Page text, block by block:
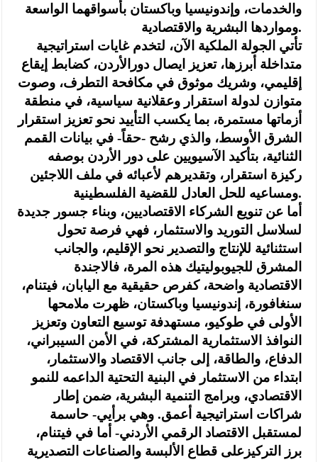
والخدمات، وإندونيسيا وباكستان بأسواقهما الواسعة
ومواردها البشرية والاقتصادية.
تأتي الجولة الملكية الآن، لتخدم غايات استراتيجية
متداخلة أبرزها، تعزيز ايصال دورالأردن، كضابط إيقاع
إقليمي، وشريك موثوق في مكافحة التطرف، وصوت
متوازن لدولة استقرار وعقلانية سياسية، في منطقة
أزماتها مستمرة، بما يكسب التأييد نحو تعزيز استقرار
الشرق الأوسط، والذي رشح -حقاً- في بيانات القمم
الثنائية، بتأكيد الآسيويين على دور الأردن بوصفه
ركيزة استقرار، وتقديرهم لأعبائه في ملف اللاجئين
ومساعيه للحل العادل للقضية الفلسطينية.
أما عن تنويع الشركاء الاقتصاديين، وبناء جسور جديدة
لسلاسل التوريد والاستثمار، فهي فرصة تحول
استثنائية للإنتاج والتصدير نحو الإقليم، والجانب
المشرق للجيوبوليتيك هذه المرة، فالاجندة
الاقتصادية واضحة، كفرص حقيقية مع اليابان، فيتنام،
سنغافورة، إندونيسيا وباكستان، ظهرت ملامحها
الأولى في طوكيو، مستهدفة توسيع التعاون وتعزيز
النوافذ الاستثمارية المشتركة، في الأمن السيبراني،
الدفاع، والطاقة، إلى جانب الاقتصاد والاستثمار،
ابتداء من الاستثمار في البنية التحتية الداعمه للنمو
الاقتصادي، وبرامج التنمية البشرية، ضمن إطار
شراكات استراتيجية أعمق. وهي برأيي- حاسمة
لمستقبل الاقتصاد الرقمي الأردني- أما في فيتنام،
برز التركيزعلى قطاع الألبسة والصناعات التصديرية